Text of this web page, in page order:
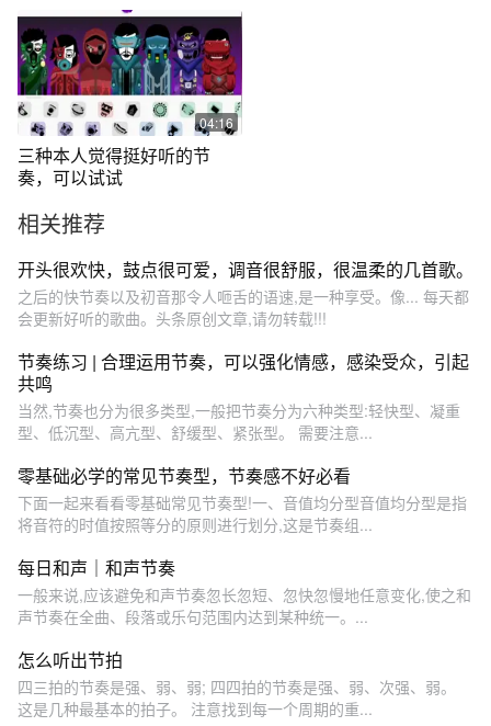
04:16
三种本人觉得挺好听的节
奏，可以试试
相关推荐
开头很欢快，鼓点很可爱，调音很舒服，很温柔的几首歌。
之后的快节奏以及初音那令人咂舌的语速,是一种享受。像... 每天都
会更新好听的歌曲。头条原创文章,请勿转载!!!
节奏练习 | 合理运用节奏，可以强化情感，感染受众，引起
共鸣
当然,节奏也分为很多类型,一般把节奏分为六种类型:轻快型、凝重
型、低沉型、高亢型、舒缓型、紧张型。 需要注意...
零基础必学的常见节奏型，节奏感不好必看
下面一起来看看零基础常见节奏型!一、音值均分型音值均分型是指
将音符的时值按照等分的原则进行划分,这是节奏组...
每日和声｜和声节奏
一般来说,应该避免和声节奏忽长忽短、忽快忽慢地任意变化,使之和
声节奏在全曲、段落或乐句范围内达到某种统一。...
怎么听出节拍
四三拍的节奏是强、弱、弱; 四四拍的节奏是强、弱、次强、弱。
这是几种最基本的拍子。 注意找到每一个周期的重...